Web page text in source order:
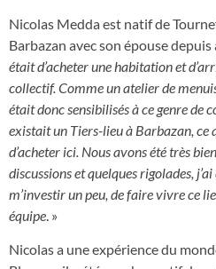
Nicolas Medda est natif de
Barbazan avec son épouse depuis
était d’acheter une habitation et
collectif. Comme un atelier de
était donc sensibilisés à ce genre de
existait un Tiers-lieu à Barbazan, ce
d’acheter ici. Nous avons été très
discussions et quelques rigolades,
m’investir un peu, de faire vivre ce
équipe. »
Nicolas a une expérience du